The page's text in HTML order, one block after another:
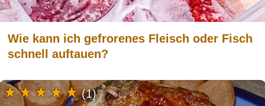
Wie kann ich gefrorenes Fleisch oder Fisch
schnell auftauen?
(1)